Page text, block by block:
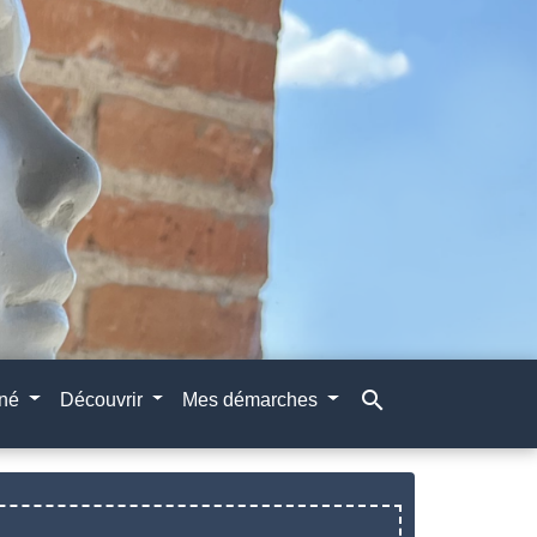
Découvrir Mes démarches search